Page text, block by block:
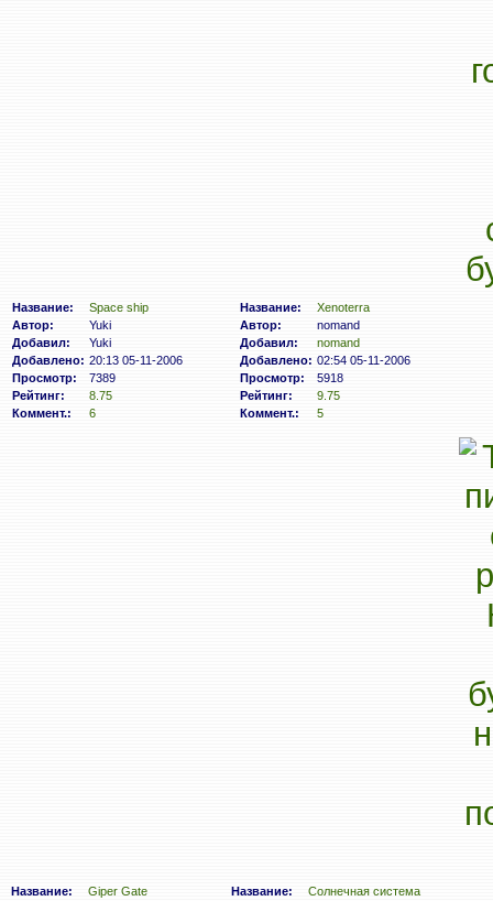
Название:
Space ship
Автор:
Yuki
Добавил:
Yuki
Добавлено: 20:13 05-11-2006
Просмотр:
7389
Рейтинг:
8.75
Коммент.:
6
Название:
Xenoterra
Автор:
nomand
Добавил:
nomand
Добавлено: 02:54 05-11-2006
Просмотр:
5918
Рейтинг:
9.75
Коммент.:
5
Название:
Giper Gate
Название:
Солнечная система